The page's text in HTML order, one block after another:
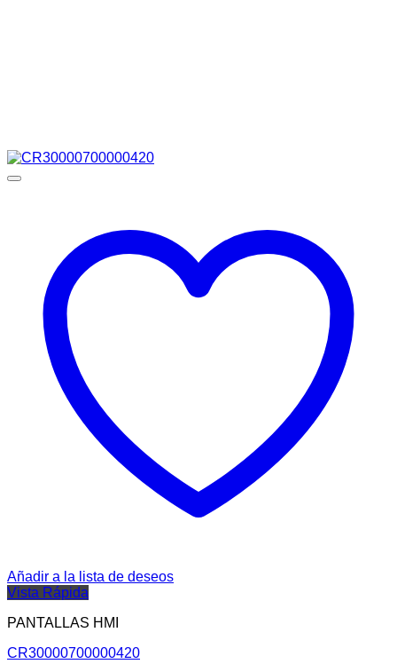
Añadir a la lista de deseos
Vista Rápida
PANTALLAS HMI
CR30000700000420